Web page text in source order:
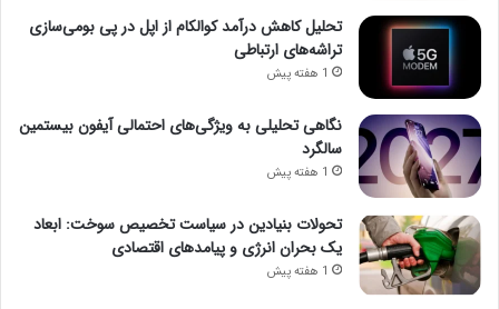
تحلیل کاهش درآمد کوالکام از اپل در پی بومی‌سازی
تراشه‌های ارتباطی
1 هفته پیش
نگاهی تحلیلی به ویژگی‌های احتمالی آیفون بیستمین
سالگرد
1 هفته پیش
تحولات بنیادین در سیاست تخصیص سوخت: ابعاد
یک بحران انرژی و پیامدهای اقتصادی
1 هفته پیش